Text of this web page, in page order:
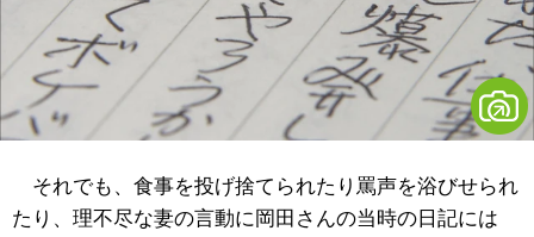
それでも、食事を投げ捨てられたり罵声を浴びせられ
たり、理不尽な妻の言動に岡田さんの当時の日記には